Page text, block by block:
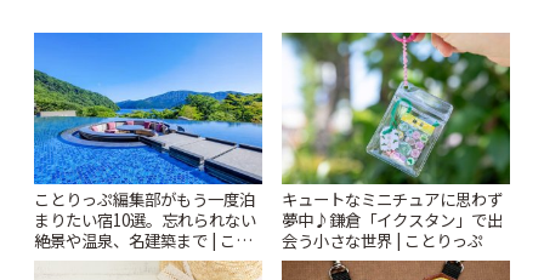
ことりっぷ編集部がもう一度泊
まりたい宿10選。忘れられない
絶景や温泉、名建築まで | こと
りっぷ
キュートなミニチュアに思わず
夢中♪鎌倉「イクスタン」で出
会う小さな世界 | ことりっぷ